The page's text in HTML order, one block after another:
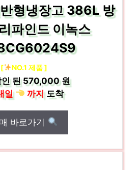
형냉장고 386L 방
파인드 이녹스
[ NO.1 제품 ]
인 된570,000 원
일
까지도착
바로가기